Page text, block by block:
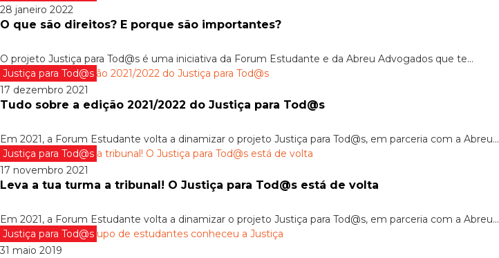
28 janeiro 2022
O que são direitos? E porque são importantes?
O projeto Justiça para Tod@s é uma iniciativa da Forum Estudante e da Abreu Advogados que te...
Justiça para Tod@s
17 dezembro 2021
Tudo sobre a edição 2021/2022 do Justiça para Tod@s
Em 2021, a Forum Estudante volta a dinamizar o projeto Justiça para Tod@s, em parceria com a Abreu...
Justiça para Tod@s
17 novembro 2021
Leva a tua turma a tribunal! O Justiça para Tod@s está de volta
Em 2021, a Forum Estudante volta a dinamizar o projeto Justiça para Tod@s, em parceria com a Abreu...
Justiça para Tod@s
31 maio 2019